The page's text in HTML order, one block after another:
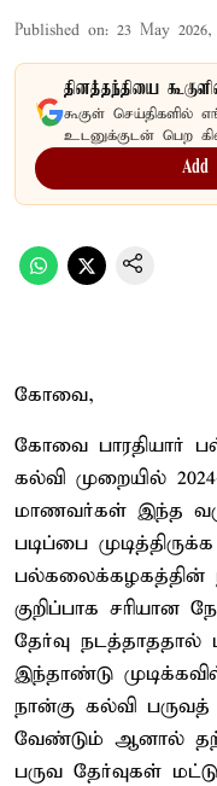
Published on: 23 May
தினத்தந்தியை
கூகுள் செய்திகளில்
உடனுக்குடன் பெற
Add
கோவை,
கோவை பாரதியார்
கல்வி முறையில்
மாணவர்கள் இந்த
படிப்பை
பல்கலைக்கழகத்தின்
குறிப்பாக சரியான
தேர்வு
இந்தாண்டு
நான்கு கல்வி
வேண்டும் ஆனால்
பருவ தேர்வுகள்